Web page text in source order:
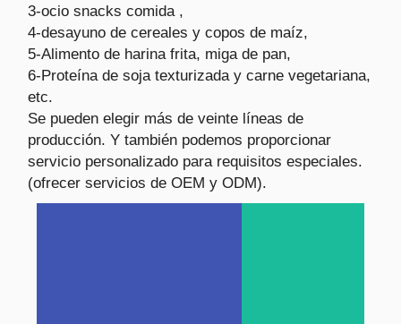
3-ocio snacks comida ,
4-desayuno de cereales y copos de maíz,
5-Alimento de harina frita, miga de pan,
6-Proteína de soja texturizada y carne vegetariana,
etc.
Se pueden elegir más de veinte líneas de
producción. Y también podemos proporcionar
servicio personalizado para requisitos especiales.
(ofrecer servicios de OEM y ODM).